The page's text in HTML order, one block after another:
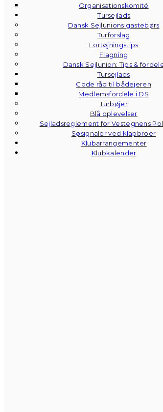
Organisationskomité
Tursejlads
Dansk Sejlunions gastebørs
Turforslag
Fortøjningstips
Flagning
Dansk Sejlunion: Tips &
Tursejlads
Gode råd til bådejeren
Medlemsfordele i DS
Turbøjer
Blå oplevelser
Sejladsreglement for Vestegnens
Søsignaler ved klapbroer
Klubarrangementer
Klubkalender